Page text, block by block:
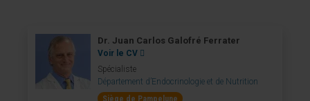
Dr. Juan Carlos Galofré Ferrater
Voir le CV
Spécialiste
Département d’Endocrinologie et de Nutrition
Siège de Pampelune